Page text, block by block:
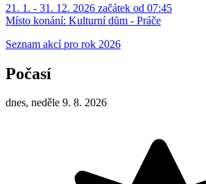
21. 1. - 31. 12. 2026 začátek od 07:45
Místo konání: Kulturní dům - Práče
Seznam akcí pro rok 2026
Počasí
dnes, neděle 9. 8. 2026